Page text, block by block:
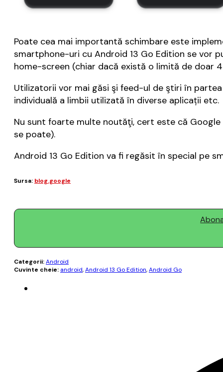
Poate cea mai importantă schimbare este
smartphone-uri cu Android 13 Go Edition se vor
home-screen (chiar dacă există o limită de doar
Utilizatorii vor mai găsi şi feed-ul de ştiri în
individuală a limbii utilizată în diverse aplicații etc.
Nu sunt foarte multe noutăţi, cert este că
se poate).
Android 13 Go Edition va fi regăsit în special pe
Sursa: blog.google
Categorii:Android
Cuvinte cheie: android,Android 13 Go Edition,Android Go